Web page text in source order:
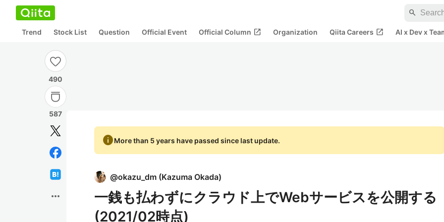
search
Trend Stock List Question Official Event Official Column open_in_new Organization Qiita Careers open_in_new AI x Dev x
490
587
more_horiz
infoMore than 5 years have passed since last update.
@okazu_dm (Kazuma Okada)
一銭も払わずにクラウド上でWebサービスを公開する
(2021/02時点)